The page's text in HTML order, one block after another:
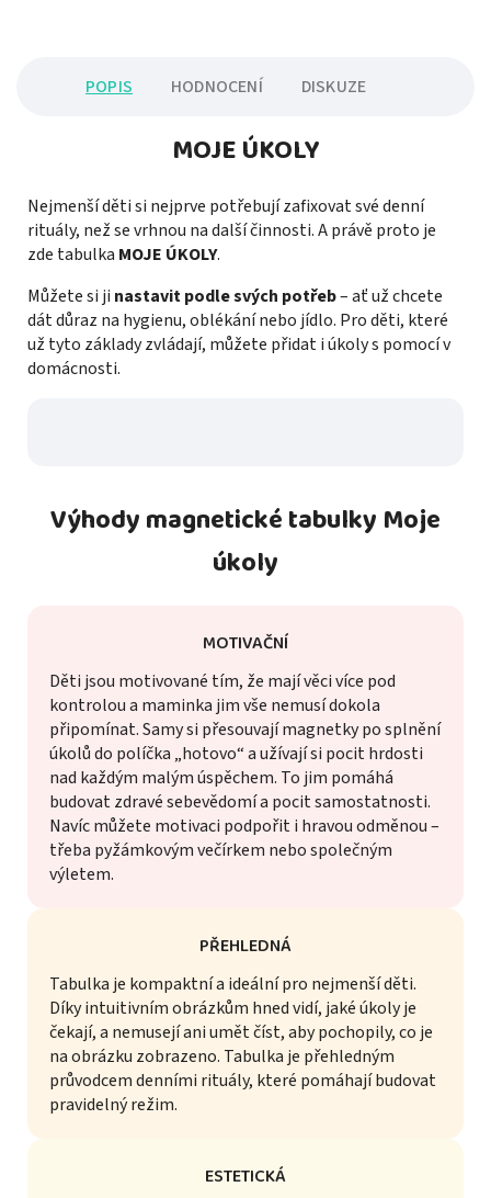
POPIS HODNOCENÍ DISKUZE
MOJE ÚKOLY
Nejmenší děti si nejprve potřebují zafixovat své denní
rituály, než se vrhnou na další činnosti. A právě proto je
zde tabulka MOJE ÚKOLY.
Můžete si ji nastavit podle svých potřeb– ať už chcete
dát důraz na hygienu, oblékání nebo jídlo. Pro děti, které
už tyto základy zvládají, můžete přidat i úkoly s pomocí v
domácnosti.
Výhody magnetické tabulky Moje
úkoly
MOTIVAČNÍ
Děti jsou motivované tím, že mají věci více pod
kontrolou a maminka jim vše nemusí dokola
připomínat. Samy si přesouvají magnetky po splnění
úkolů do políčka „hotovo“ a užívají si pocit hrdosti
nad každým malým úspěchem. To jim pomáhá
budovat zdravé sebevědomí a pocit samostatnosti.
Navíc můžete motivaci podpořit i hravou odměnou –
třeba pyžámkovým večírkem nebo společným
výletem.
PŘEHLEDNÁ
Tabulka je kompaktní a ideální pro nejmenší děti.
Díky intuitivním obrázkům hned vidí, jaké úkoly je
čekají, a nemusejí ani umět číst, aby pochopily, co je
na obrázku zobrazeno. Tabulka je přehledným
průvodcem denními rituály, které pomáhají budovat
pravidelný režim.
ESTETICKÁ